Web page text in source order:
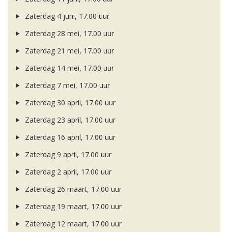
Zaterdag 4 juni, 17.00 uur
Zaterdag 28 mei, 17.00 uur
Zaterdag 21 mei, 17.00 uur
Zaterdag 14 mei, 17.00 uur
Zaterdag 7 mei, 17.00 uur
Zaterdag 30 april, 17.00 uur
Zaterdag 23 april, 17.00 uur
Zaterdag 16 april, 17.00 uur
Zaterdag 9 april, 17.00 uur
Zaterdag 2 april, 17.00 uur
Zaterdag 26 maart, 17.00 uur
Zaterdag 19 maart, 17.00 uur
Zaterdag 12 maart, 17.00 uur